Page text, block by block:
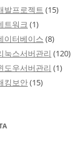
발프로젝트 (15)
트워크 (1)
이터베이스 (8)
눅스서버관리 (120)
도우서버관리 (1)
킹보안(15)